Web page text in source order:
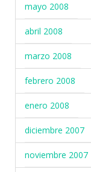
mayo 2008
abril 2008
marzo 2008
febrero 2008
enero 2008
diciembre 2007
noviembre 2007